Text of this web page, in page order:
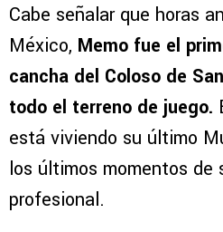
Cabe señalar que horas
México, Memo fue el
cancha del Coloso de
todo el terreno de juego.
está viviendo su último
los últimos momentos de
profesional.